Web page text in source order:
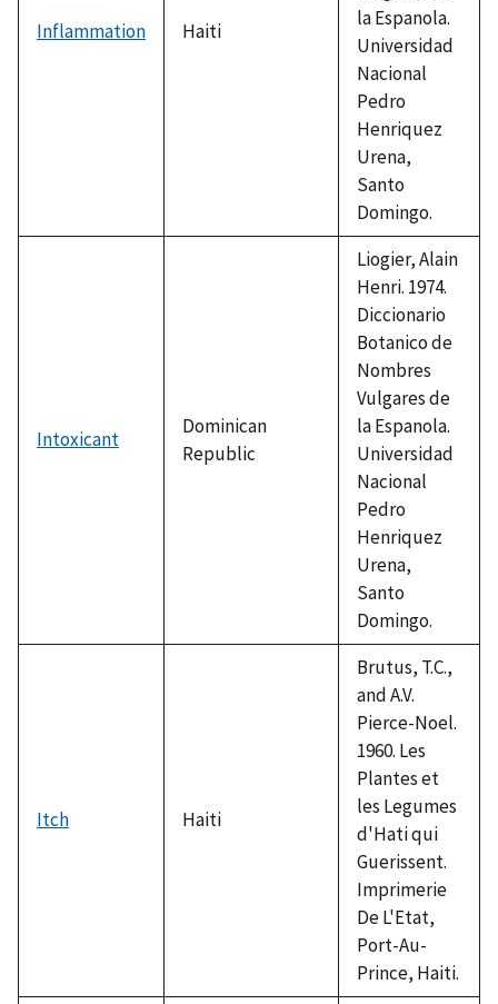
Inflammation Haiti
la Espanola.
Universidad
Nacional
Pedro
Henriquez
Urena,
Santo
Domingo.
Intoxicant
Dominican
Republic
Liogier, Alain
Henri. 1974.
Diccionario
Botanico de
Nombres
Vulgares de
la Espanola.
Universidad
Nacional
Pedro
Henriquez
Urena,
Santo
Domingo.
Itch Haiti
Brutus, T.C.,
and A.V.
Pierce-Noel.
1960. Les
Plantes et
les Legumes
d'Hati qui
Guerissent.
Imprimerie
De L'Etat,
Port-Au-
Prince, Haiti.